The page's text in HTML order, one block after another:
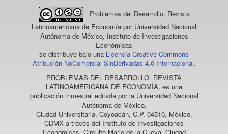
Problemas del Desarrollo. Revista
Latinoamericana de Economía por Universidad Nacional
Autónoma de México, Instituto de Investigaciones
Económicas
se distribuye bajo una Licencia Creative Commons
Atribución-NoComercial-SinDerivadas 4.0 Internacional.
PROBLEMAS DEL DESARROLLO. REVISTA
LATINOAMERICANA DE ECONOMÍA, es una
publicación trimestral editada por la Universidad Nacional
Autónoma de México,
Ciudad Universitaria, Coyoacán, C.P. 04510, México,
CDMX a través del Instituto de Investigaciones